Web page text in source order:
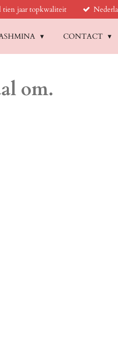
tien jaar topkwaliteit
CONTACT
om.